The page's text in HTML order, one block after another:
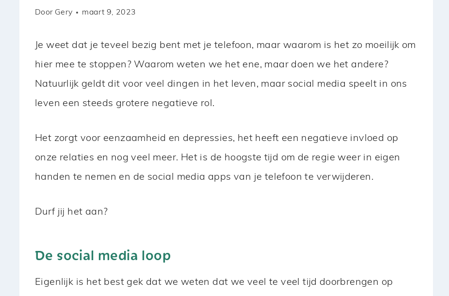
Door Gery maart 9, 2023
Je weet dat je teveel bezig bent met je telefoon, maar waarom is het zo moeilijk om
hier mee te stoppen? Waarom weten we het ene, maar doen we het andere?
Natuurlijk geldt dit voor veel dingen in het leven, maar social media speelt in ons
leven een steeds grotere negatieve rol.
Het zorgt voor eenzaamheid en depressies, het heeft een negatieve invloed op
onze relaties en nog veel meer. Het is de hoogste tijd om de regie weer in eigen
handen te nemen en de social media apps van je telefoon te verwijderen.
Durf jij het aan?
De social media loop
Eigenlijk is het best gek dat we weten dat we veel te veel tijd doorbrengen op